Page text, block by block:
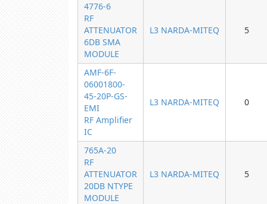
4776-6
RF
ATTENUATOR
6DB SMA
MODULE
L3 NARDA-MITEQ 5
AMF-6F-
06001800-
45-20P-GS-
EMI
RF Amplifier
IC
L3 NARDA-MITEQ 0
765A-20
RF
ATTENUATOR
20DB NTYPE
MODULE
L3 NARDA-MITEQ 5